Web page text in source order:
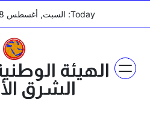
Today: السبت, أغسطس 8 2026
الهيئة
الشرق